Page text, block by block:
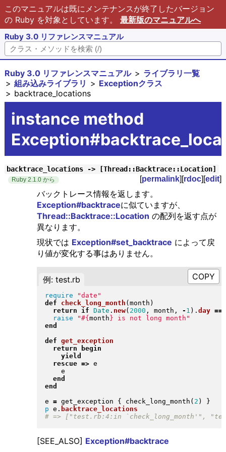
このマニュアルは既にメンテナンスが終了したバージョン
の Ruby を対象としています。 最新版のマニュアルへ
Ruby 3.0 リファレンスマニュアル
Ruby 3.0 リファレンスマニュアル
ライブラリ一覧
組み込みライブラリ
Exceptionクラス
backtrace_locations
instance method
backtrace_locations -> [Thread::Backtrace::Location]
Ruby 2.1.0 から [permalink][rdoc][edit]
バックトレース情報を返します。
Exception#backtraceに似ていますが、
Thread::Backtrace::Location の配列を返す点が
異なります。
現状では Exception#set_backtrace によって戻
り値が変化する事はありません。
例: test.rb
require "date "
def
check_long_month ( month )
return
if Date . new( 2000 , month, - 1 ) . day ==
raise
"#{ month } is not long month "
end
def get_exception
return
begin
yield
rescue => e
    e
end
end
e = get_exception { check_long_month ( 2 )
}
p e . backtrace_locations
[SEE_ALSO] Exception#backtrace